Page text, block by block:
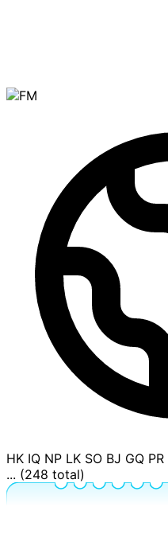
HK IQ NP LK SO BJ GQ PR
... (248 total)